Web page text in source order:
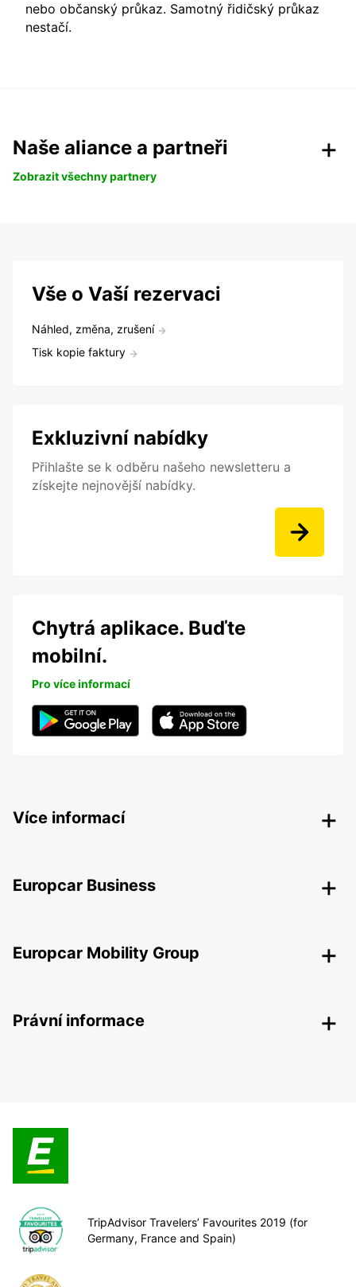
nebo občanský průkaz. Samotný řidičský průkaz
nestačí.
Naše aliance a partneři
Zobrazit všechny partnery
Vše o Vaší rezervaci
Náhled, změna, zrušení
Tisk kopie faktury
Exkluzivní nabídky
Přihlašte se k odběru našeho newsletteru a
získejte nejnovější nabídky.
Chytrá aplikace. Buďte
mobilní.
Pro více informací
Více informací
Europcar Business
Europcar Mobility Group
Právní informace
TripAdvisor Travelers’ Favourites 2019 (for
Germany, France and Spain)